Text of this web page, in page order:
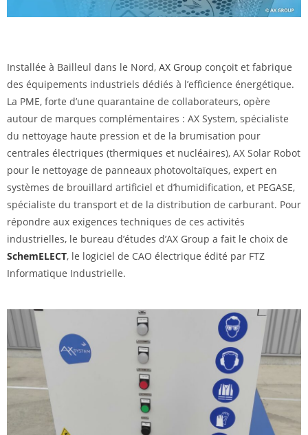
Installée à Bailleul dans le Nord, AX Group conçoit et fabrique
des équipements industriels dédiés à l’efficience énergétique.
La PME, forte d’une quarantaine de collaborateurs, opère
autour de marques complémentaires : AX System, spécialiste
du nettoyage haute pression et de la brumisation pour
centrales électriques (thermiques et nucléaires), AX Solar Robot
pour le nettoyage de panneaux photovoltaïques, expert en
systèmes de brouillard artificiel et d’humidification, et PEGASE,
spécialiste du transport et de la distribution de carburant. Pour
répondre aux exigences techniques de ces activités
industrielles, le bureau d’études d’AX Group a fait le choix de
SchemELECT, le logiciel de CAO électrique édité par FTZ
Informatique Industrielle.